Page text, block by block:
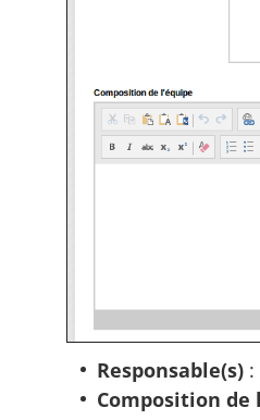
Responsable(s):
Composition de